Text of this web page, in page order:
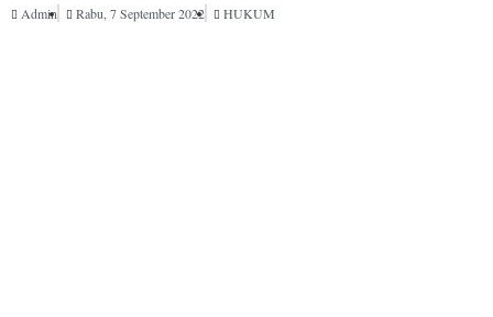
Admin Rabu, 7 September 2022 HUKUM